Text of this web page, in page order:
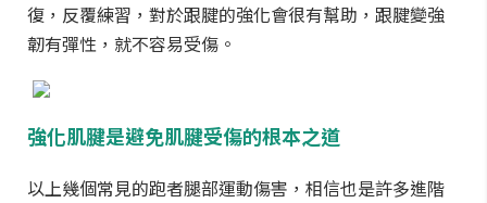
復，反覆練習，對於跟腱的強化會很有幫助，跟腱變強
韌有彈性，就不容易受傷。
強化肌腱是避免肌腱受傷的根本之道
以上幾個常見的跑者腿部運動傷害，相信也是許多進階